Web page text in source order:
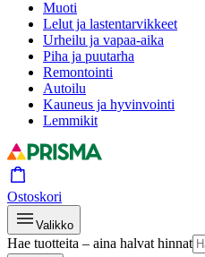
Muoti
Lelut ja lastentarvikkeet
Urheilu ja vapaa-aika
Piha ja puutarha
Remontointi
Autoilu
Kauneus ja hyvinvointi
Lemmikit
Ostoskori
Valikko
Hae tuotteita – aina halvat hinnat